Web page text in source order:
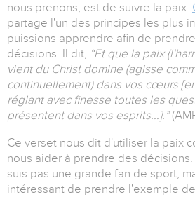
nous prenons, est de suivre la paix.
partage l'un des principes les plus
puissions apprendre afin de
décisions. Il dit, “Et que la paix
vient du Christ domine (agisse
continuellement) dans vos cœurs
réglant avec finesse toutes les
présentent dans vos esprits...].”
Ce verset nous dit d'utiliser la paix
nous aider à prendre des
suis pas une grande fan de sport,
intéressant de prendre l'exemple